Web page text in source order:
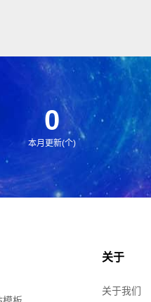
0
本月更新(个)
关于
关于我们